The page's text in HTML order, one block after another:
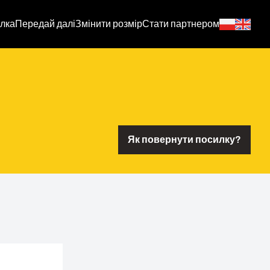
Передай даліЗмінити розмірСтати партнером
Як повернути посилку?